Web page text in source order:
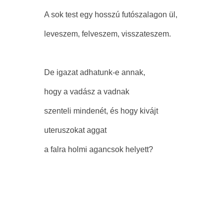
A sok test egy hosszú futószalagon ül,
leveszem, felveszem, visszateszem.
De igazat adhatunk-e annak,
hogy a vadász a vadnak
szenteli mindenét, és hogy kivájt
uteruszokat aggat
a falra holmi agancsok helyett?